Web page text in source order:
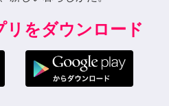
リをダウンロード